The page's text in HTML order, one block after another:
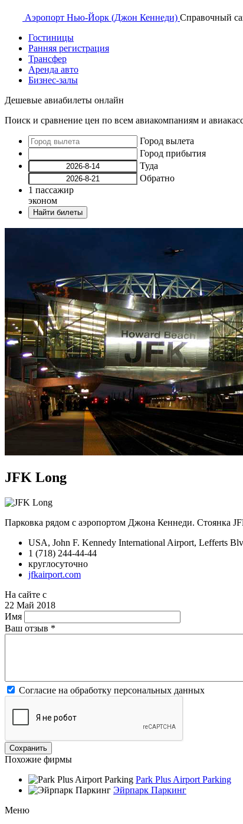
Аэропорт Нью-Йорк (Джон Кеннеди) Справочный
Гостиницы
Ранняя регистрация
Трансфер
Аренда авто
Бизнес-залы
Дешевые авиабилеты онлайн
Поиск и сравнение цен по всем авиакомпаниям и
Город вылета
Город прибытия
Туда
Обратно
1 пассажир
эконом
Найти билеты
JFK Long
Парковка рядом с аэропортом Джона Кеннеди. Стоянка
USA, John F. Kennedy International Airport, Lefferts
1 (718) 244-44-44
круглосуточно
jfkairport.com
На сайте с
22 Май 2018
Имя
Ваш отзыв *
Согласие на обработку персональных данных
Похожие фирмы
Park Plus Airport Parking
Эйрпарк Паркинг
Меню